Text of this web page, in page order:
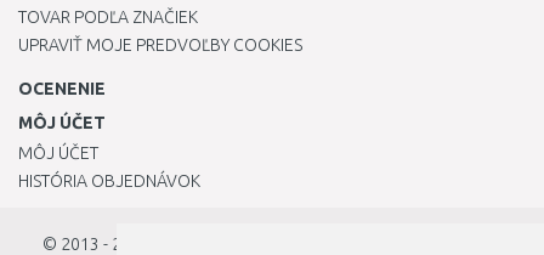
TOVAR PODĽA ZNAČIEK
UPRAVIŤ MOJE PREDVOĽBY COOKIES
OCENENIE
MÔJ ÚČET
MÔJ ÚČET
HISTÓRIA OBJEDNÁVOK
© 2013 - 2026